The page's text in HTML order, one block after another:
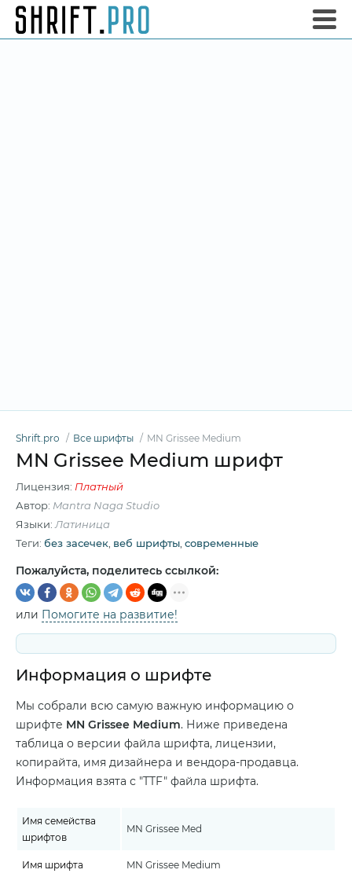
Shrift.pro Все шрифты MN Grissee Medium
MN Grissee Medium шрифт
Лицензия: Платный
Автор: Mantra Naga Studio
Языки: Латиница
Теги: без засечек веб шрифты современные
Пожалуйста, поделитесь ссылкой:
или Помогите на развитие!
Информация о шрифте
Мы собрали всю самую важную информацию о
шрифте MN Grissee Medium. Ниже приведена
таблица о версии файла шрифта, лицензии,
копирайта, имя дизайнера и вендора-продавца.
Информация взята с "TTF" файла шрифта.
Имя семейства
шрифтов
MN Grissee Med
Имя шрифта MN Grissee Medium